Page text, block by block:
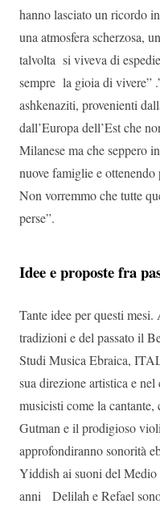
hanno lasciato un ricordo
una atmosfera scherzosa,
talvolta si viveva di
sempre la gioia di vivere”
ashkenaziti, provenienti
dall’Europa dell’Est che
Milanese ma che seppero
nuove famiglie e
Non vorremmo che tutte
perse”.
Idee e proposte fra
Tante idee per questi
tradizioni e del passato il
Studi Musica Ebraica,
sua direzione artistica e
musicisti come la
Gutman e il prodigioso
approfondiranno sonorità
Yiddish ai suoni del Medio
anni Delilah e Refael